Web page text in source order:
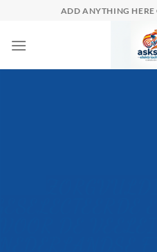
content
ADD ANYTHING HERE